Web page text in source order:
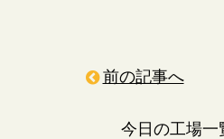
前の記事へ
今日の工場一